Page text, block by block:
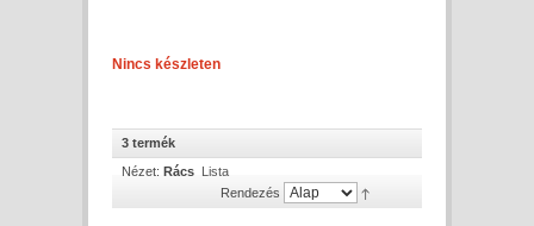
Nincs készleten
3 termék
Nézet: Rács Lista
Rendezés